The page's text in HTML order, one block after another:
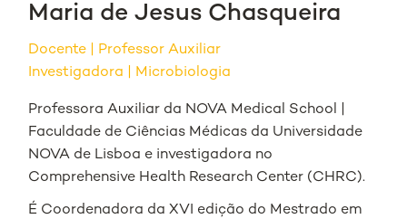
Maria de Jesus Chasqueira
Docente
Professor Auxiliar
Investigadora | Microbiologia
Professora Auxiliar da NOVA Medical School |
Faculdade de Ciências Médicas da Universidade
NOVA de Lisboa e investigadora no
Comprehensive Health Research Center (CHRC).
É Coordenadora da XVI edição do Mestrado em